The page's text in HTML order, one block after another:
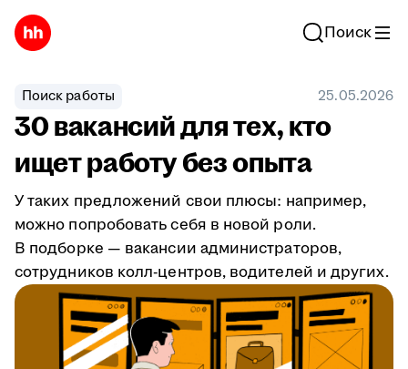
Поиск
Поиск работы 25.05.2026
30 вакансий для тех, кто
ищет работу без опыта
У таких предложений свои плюсы: например,
можно попробовать себя в новой роли.
В подборке — вакансии администраторов,
сотрудников колл-центров, водителей и других.